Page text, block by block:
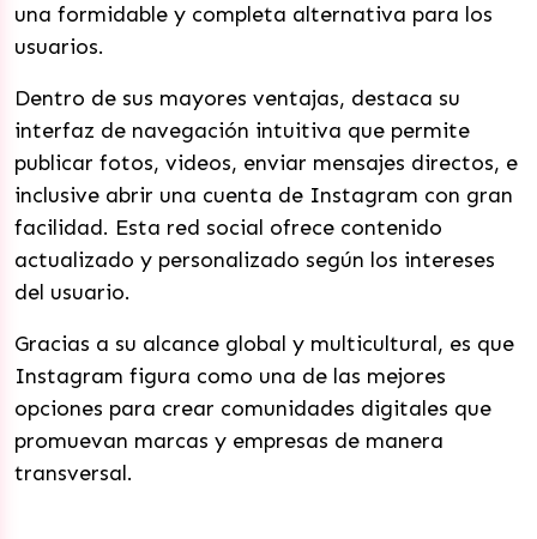
una formidable y completa alternativa para los
usuarios.
Dentro de sus mayores ventajas, destaca su
interfaz de navegación intuitiva que permite
publicar fotos, videos, enviar mensajes directos, e
inclusive abrir una cuenta de Instagram con gran
facilidad. Esta red social ofrece contenido
actualizado y personalizado según los intereses
del usuario.
Gracias a su alcance global y multicultural, es que
Instagram figura como una de las mejores
opciones para crear comunidades digitales que
promuevan marcas y empresas de manera
transversal.